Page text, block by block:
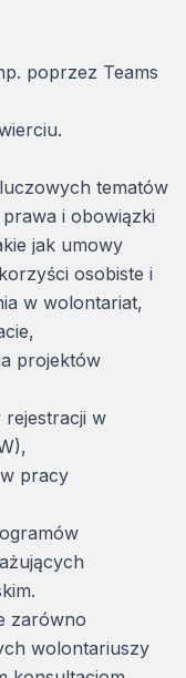
poprzez Teams
tematów
prawa i obowiązki
jak umowy
osobiste i
w wolontariat,
projektów
w
pracy
zarówno
wolontariuszy